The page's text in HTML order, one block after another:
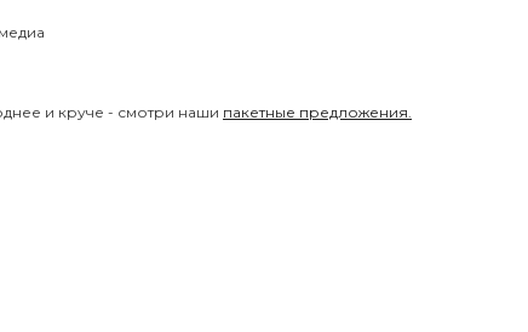
и круче - смотри наши пакетные предложения.